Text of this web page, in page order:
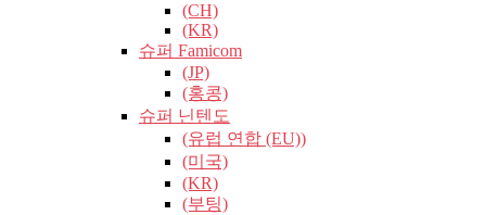
(CH)
(KR)
슈퍼 Famicom
(JP)
(홍콩)
슈퍼 닌텐도
(유럽​​ 연합 (EU))
(미국)
(KR)
(부팅)